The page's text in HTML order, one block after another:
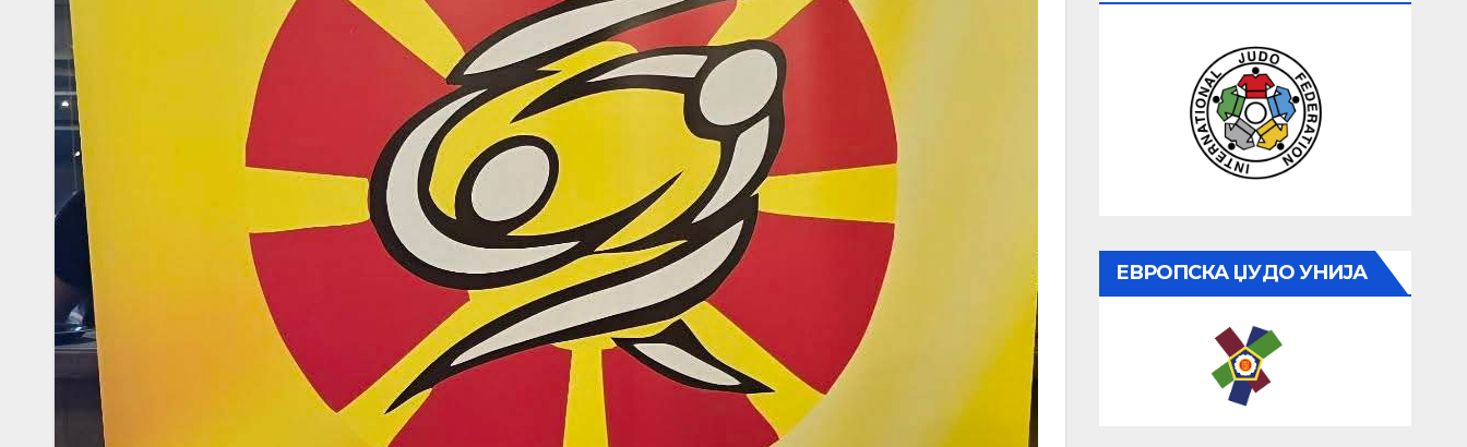
ЕВРОПСКА ЏУДО УНИЈА